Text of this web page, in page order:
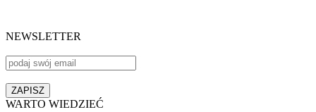
NEWSLETTER
WARTO WIEDZIEĆ